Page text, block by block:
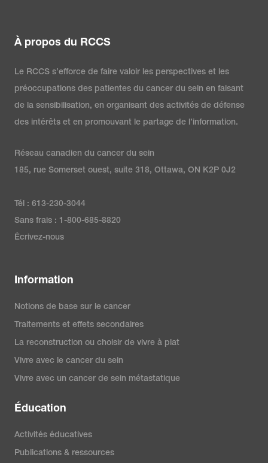
À propos du RCCS
Le RCCS s’efforce de faire valoir les perspectives et les
préoccupations des patientes du cancer du sein en faisant
de la sensibilisation, en organisant des activités de défense
des intérêts et en promouvant le partage de l’information.
Réseau canadien du cancer du sein
185, rue Somerset ouest, suite 318, Ottawa, ON K2P 0J2
Tél : 613-230-3044
Sans frais : 1-800-685-8820
Écrivez-nous
Information
Notions de base sur le cancer
Traitements et effets secondaires
La reconstruction ou choisir de vivre à plat
Vivre avec le cancer du sein
Vivre avec un cancer de sein métastatique
Éducation
Activités éducatives
Publications & ressources